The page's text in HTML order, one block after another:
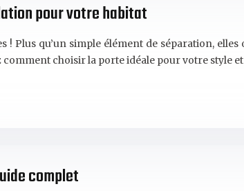
pour votre habitat
qu’un simple élément de séparation,
choisir la porte idéale pour votre style
complet